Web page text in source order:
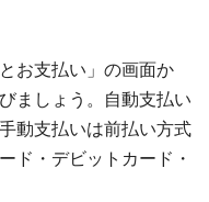
お支払い」の画面か
ましょう。自動支払い
動支払いは前払い方式
ド・デビットカード・